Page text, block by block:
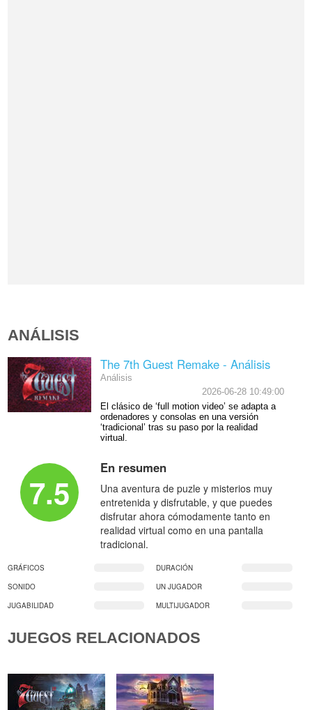
ANÁLISIS
The 7th Guest Remake - Análisis
Análisis
2026-06-28 10:49:00
El clásico de ‘full motion video’ se adapta a
ordenadores y consolas en una versión
‘tradicional’ tras su paso por la realidad
virtual.
7.5
En resumen
Una aventura de puzle y misterios muy
entretenida y disfrutable, y que puedes
disfrutar ahora cómodamente tanto en
realidad virtual como en una pantalla
tradicional.
GRÁFICOS
DURACIÓN
SONIDO
UN JUGADOR
JUGABILIDAD
MULTIJUGADOR
JUEGOS RELACIONADOS